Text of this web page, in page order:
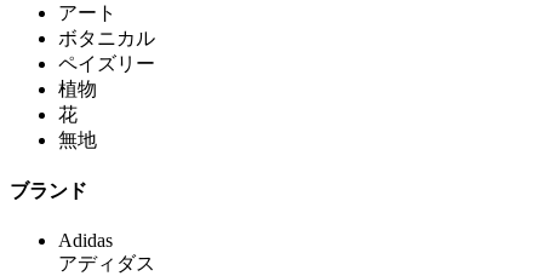
アート
ボタニカル
ペイズリー
植物
花
無地
ブランド
Adidas
アディダス